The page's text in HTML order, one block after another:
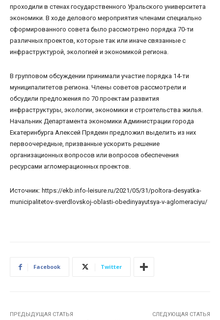
проходили в стенах государственного Уральского университета
экономики. В ходе делового мероприятия членами специально
сформированного совета было рассмотрено порядка 70-ти
различных проектов, которые так или иначе связанные с
инфраструктурой, экологией и экономикой региона.
В групповом обсуждении принимали участие порядка 14-ти
муниципалитетов региона. Члены советов рассмотрели и
обсудили предложения по 70 проектам развития
инфраструктуры, экологии, экономики и строительства жилья.
Начальник Департамента экономики Администрации города
Екатеринбурга Алексей Прядеин предложил выделить из них
первоочередные, призванные ускорить решение
организационных вопросов или вопросов обеспечения
ресурсами агломерационных проектов.
Источник: https://ekb.info-leisure.ru/2021/05/31/poltora-desyatka-
municipalitetov-sverdlovskoj-oblasti-obedinyayutsya-v-aglomeraciyu/
Facebook Twitter
ПРЕДЫДУЩАЯ СТАТЬЯ СЛЕДУЮЩАЯ СТАТЬЯ